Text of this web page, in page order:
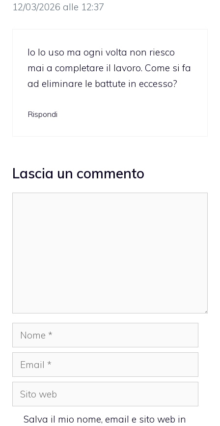
12/03/2026 alle 12:37
Io lo uso ma ogni volta non riesco
mai a completare il lavoro. Come si fa
ad eliminare le battute in eccesso?
Rispondi
Lascia un commento
Nome
Email
Sito
web
Salva il mio nome, email e sito web in